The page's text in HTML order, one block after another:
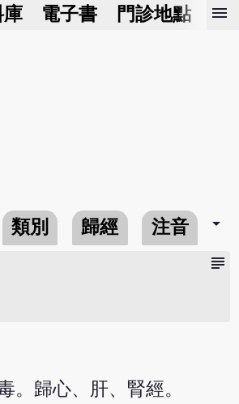
庫 電子書 門診地點 預
menu
類別 歸經 注音 arrow_drop_down
subject
。歸心、肝、腎經。